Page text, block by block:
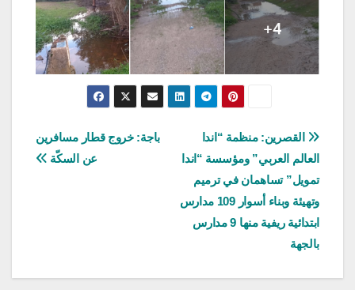
تصفّح
المقالات
باجة: خروج قطار مسافرين
عن السكّة
القصرين: منظمة “اندا
العالم العربي” ومؤسسة “اندا
تمويل” تساهمان في ترميم
وتهيئة وبناء أسوار 109 مدارس
ابتدائية ريفية منها 9 مدارس
بالجهة